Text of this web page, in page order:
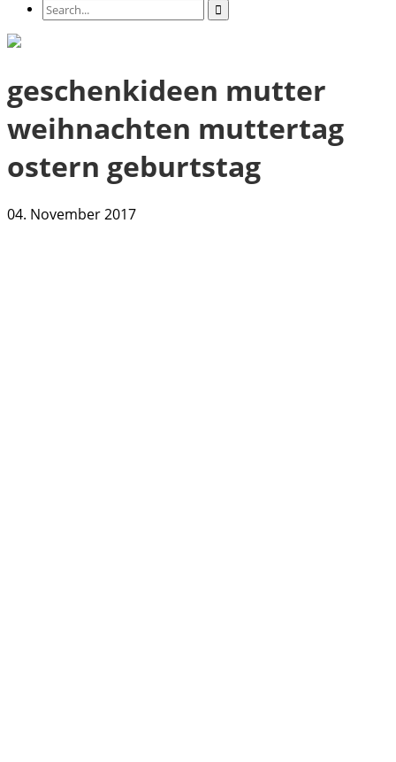
geschenkideen mutter
weihnachten muttertag
ostern geburtstag
04. November 2017